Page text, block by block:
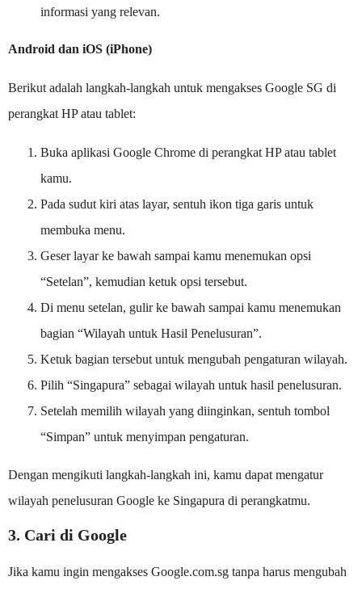
informasi yang relevan.
Android dan iOS (iPhone)
Berikut adalah langkah-langkah untuk mengakses Google SG di
perangkat HP atau tablet:
Buka aplikasi Google Chrome di perangkat HP atau tablet
kamu.
Pada sudut kiri atas layar, sentuh ikon tiga garis untuk
membuka menu.
Geser layar ke bawah sampai kamu menemukan opsi
“Setelan”, kemudian ketuk opsi tersebut.
Di menu setelan, gulir ke bawah sampai kamu menemukan
bagian “Wilayah untuk Hasil Penelusuran”.
Ketuk bagian tersebut untuk mengubah pengaturan wilayah.
Pilih “Singapura” sebagai wilayah untuk hasil penelusuran.
Setelah memilih wilayah yang diinginkan, sentuh tombol
“Simpan” untuk menyimpan pengaturan.
Dengan mengikuti langkah-langkah ini, kamu dapat mengatur
wilayah penelusuran Google ke Singapura di perangkatmu.
3. Cari di Google
Jika kamu ingin mengakses Google.com.sg tanpa harus mengubah